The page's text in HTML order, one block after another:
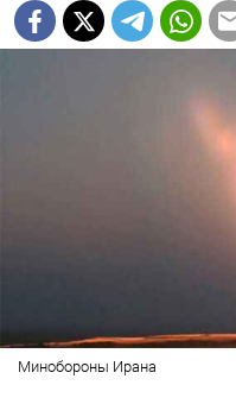
Минобороны Ирана